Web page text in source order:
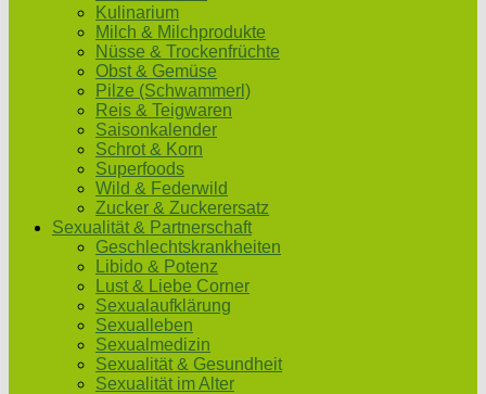
Kulinarium
Milch & Milchprodukte
Nüsse & Trockenfrüchte
Obst & Gemüse
Pilze (Schwammerl)
Reis & Teigwaren
Saisonkalender
Schrot & Korn
Superfoods
Wild & Federwild
Zucker & Zuckerersatz
Sexualität & Partnerschaft
Geschlechtskrankheiten
Libido & Potenz
Lust & Liebe Corner
Sexualaufklärung
Sexualleben
Sexualmedizin
Sexualität & Gesundheit
Sexualität im Alter